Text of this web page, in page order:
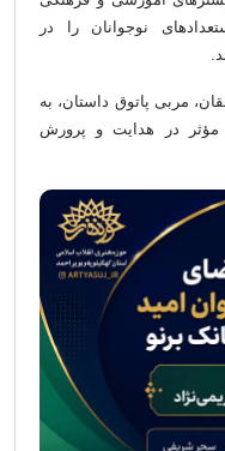
نوجوانان را در
مربی پاتوق داستان، به
در هدایت و پرورش